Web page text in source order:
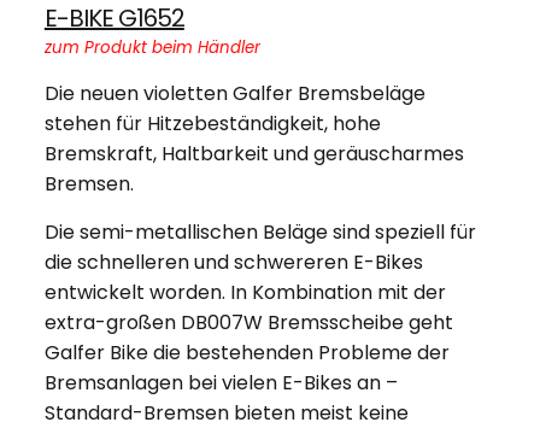
E-BIKE G1652
zum Produkt beim Händler
Die neuen violetten Galfer Bremsbeläge
stehen für Hitzebeständigkeit, hohe
Bremskraft, Haltbarkeit und geräuscharmes
Bremsen.
Die semi-metallischen Beläge sind speziell für
die schnelleren und schwereren E-Bikes
entwickelt worden. In Kombination mit der
extra-großen DB007W Bremsscheibe geht
Galfer Bike die bestehenden Probleme der
Bremsanlagen bei vielen E-Bikes an –
Standard-Bremsen bieten meist keine